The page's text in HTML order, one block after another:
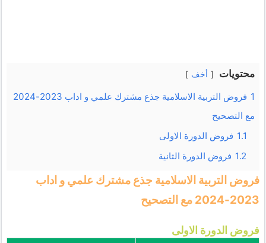
محتويات أخف
1
فروض التربية الاسلامية جذع مشترك علمي و اداب 2023-2024
مع التصحيح
1.1 فروض الدورة الاولى
1.2 فروض الدورة الثانية
فروض التربية الاسلامية جذع مشترك علمي و اداب
2023-2024 مع التصحيح
فروض الدورة الاولى